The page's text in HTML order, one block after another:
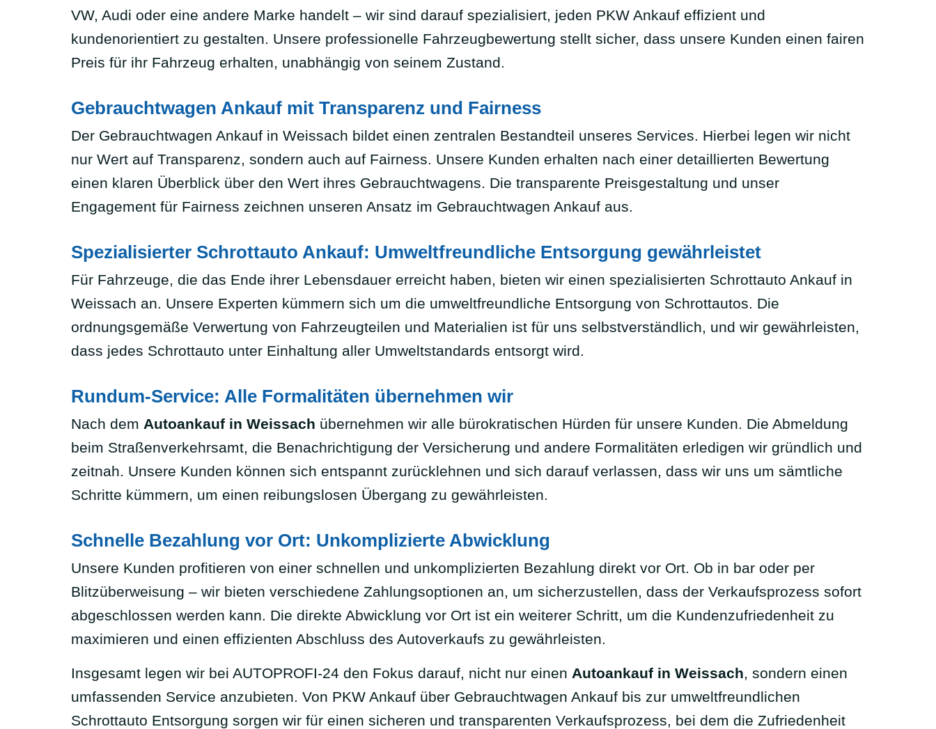
VW, Audi oder eine andere Marke handelt – wir sind darauf spezialisiert, jeden PKW Ankauf effizient und
kundenorientiert zu gestalten. Unsere professionelle Fahrzeugbewertung stellt sicher, dass unsere Kunden einen fairen
Preis für ihr Fahrzeug erhalten, unabhängig von seinem Zustand.
Gebrauchtwagen Ankauf mit Transparenz und Fairness
Der Gebrauchtwagen Ankauf in Weissach bildet einen zentralen Bestandteil unseres Services. Hierbei legen wir nicht
nur Wert auf Transparenz, sondern auch auf Fairness. Unsere Kunden erhalten nach einer detaillierten Bewertung
einen klaren Überblick über den Wert ihres Gebrauchtwagens. Die transparente Preisgestaltung und unser
Engagement für Fairness zeichnen unseren Ansatz im Gebrauchtwagen Ankauf aus.
Spezialisierter Schrottauto Ankauf: Umweltfreundliche Entsorgung gewährleistet
Für Fahrzeuge, die das Ende ihrer Lebensdauer erreicht haben, bieten wir einen spezialisierten Schrottauto Ankauf in
Weissach an. Unsere Experten kümmern sich um die umweltfreundliche Entsorgung von Schrottautos. Die
ordnungsgemäße Verwertung von Fahrzeugteilen und Materialien ist für uns selbstverständlich, und wir gewährleisten,
dass jedes Schrottauto unter Einhaltung aller Umweltstandards entsorgt wird.
Rundum-Service: Alle Formalitäten übernehmen wir
Nach dem Autoankauf in Weissach übernehmen wir alle bürokratischen Hürden für unsere Kunden. Die Abmeldung
beim Straßenverkehrsamt, die Benachrichtigung der Versicherung und andere Formalitäten erledigen wir gründlich und
zeitnah. Unsere Kunden können sich entspannt zurücklehnen und sich darauf verlassen, dass wir uns um sämtliche
Schritte kümmern, um einen reibungslosen Übergang zu gewährleisten.
Schnelle Bezahlung vor Ort: Unkomplizierte Abwicklung
Unsere Kunden profitieren von einer schnellen und unkomplizierten Bezahlung direkt vor Ort. Ob in bar oder per
Blitzüberweisung – wir bieten verschiedene Zahlungsoptionen an, um sicherzustellen, dass der Verkaufsprozess sofort
abgeschlossen werden kann. Die direkte Abwicklung vor Ort ist ein weiterer Schritt, um die Kundenzufriedenheit zu
maximieren und einen effizienten Abschluss des Autoverkaufs zu gewährleisten.
Insgesamt legen wir bei AUTOPROFI-24 den Fokus darauf, nicht nur einen Autoankauf in Weissach, sondern einen
umfassenden Service anzubieten. Von PKW Ankauf über Gebrauchtwagen Ankauf bis zur umweltfreundlichen
Schrottauto Entsorgung sorgen wir für einen sicheren und transparenten Verkaufsprozess, bei dem die Zufriedenheit